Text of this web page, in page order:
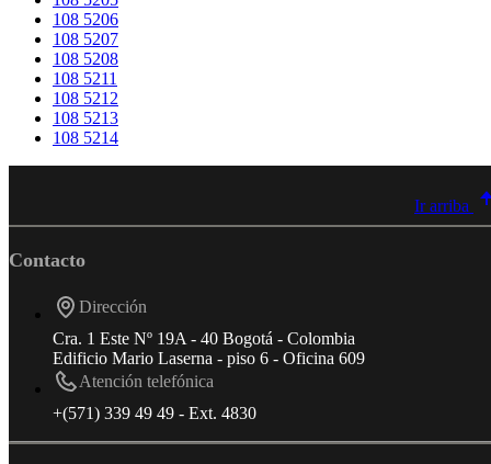
108 5206
108 5207
108 5208
108 5211
108 5212
108 5213
108 5214
Ir arriba
Contacto
Dirección
Cra. 1 Este Nº 19A - 40 Bogotá - Colombia
Edificio Mario Laserna - piso 6 - Oficina 609
Atención telefónica
+(571) 339 49 49 - Ext. 4830